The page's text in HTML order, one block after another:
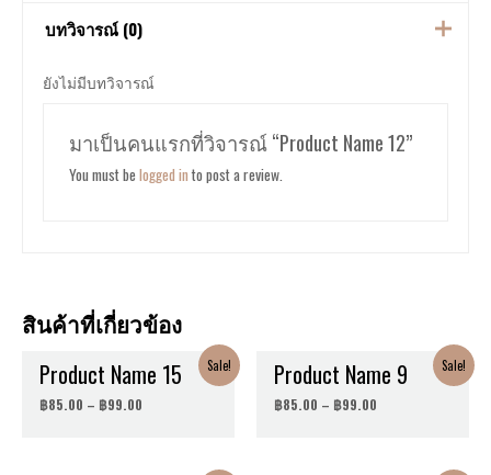
บทวิจารณ์ (0)
ยังไม่มีบทวิจารณ์
มาเป็นคนแรกที่วิจารณ์ “Product Name 12”
You must be logged into post a review.
สินค้าที่เกี่ยวข้อง
Sale!
Product Name 15
฿85.00 – ฿99.00
Sale!
Product Name 9
฿85.00 – ฿99.00